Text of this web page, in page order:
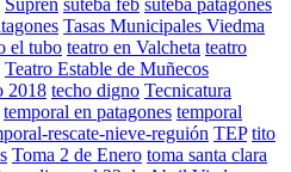
Supren suteba feb suteba patagones
Tasas Municipales Viedma
el tubo teatro en Valcheta teatro
Teatro Estable de Muñecos
2018 techo digno Tecnicatura
temporal en patagones temporal
rescate-nieve-reguión TEP tito
Toma 2 de Enero toma santa clara